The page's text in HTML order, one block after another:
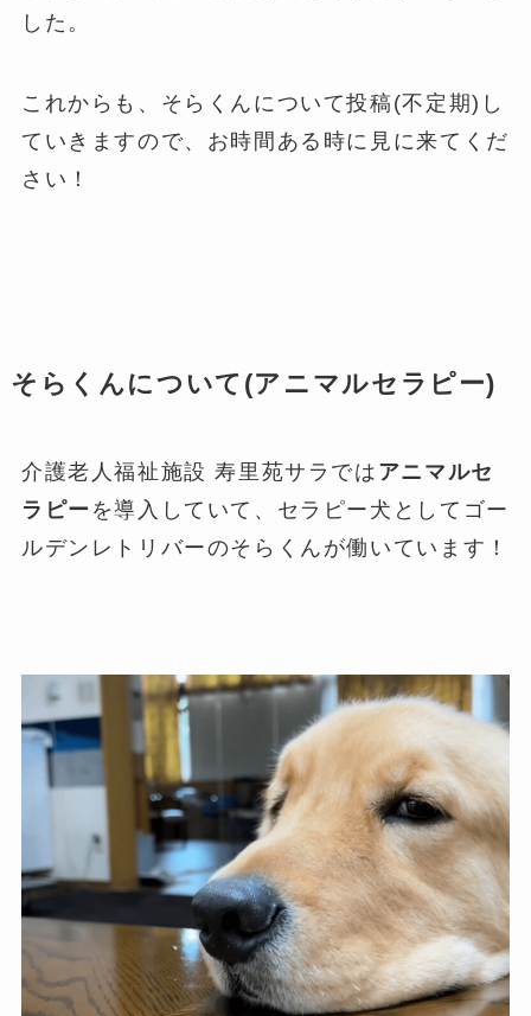
した。
これからも、そらくんについて投稿(不定期)し
ていきますので、お時間ある時に見に来てくだ
さい！
そらくんについて(アニマルセラピー)
介護老人福祉施設 寿里苑サラでは アニマルセ
ラピー を導入していて、セラピー犬としてゴー
ルデンレトリバーのそらくんが働いています！